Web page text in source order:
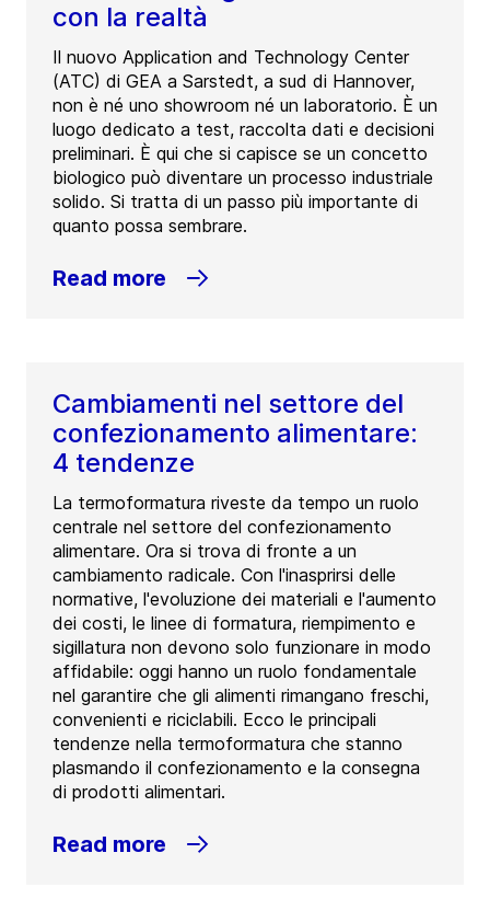
con la realtà
Il nuovo Application and Technology Center
(ATC) di GEA a Sarstedt, a sud di Hannover,
non è né uno showroom né un laboratorio. È un
luogo dedicato a test, raccolta dati e decisioni
preliminari. È qui che si capisce se un concetto
biologico può diventare un processo industriale
solido. Si tratta di un passo più importante di
quanto possa sembrare.
Read more
Cambiamenti nel settore del
confezionamento alimentare:
4 tendenze
La termoformatura riveste da tempo un ruolo
centrale nel settore del confezionamento
alimentare. Ora si trova di fronte a un
cambiamento radicale. Con l'inasprirsi delle
normative, l'evoluzione dei materiali e l'aumento
dei costi, le linee di formatura, riempimento e
sigillatura non devono solo funzionare in modo
affidabile: oggi hanno un ruolo fondamentale
nel garantire che gli alimenti rimangano freschi,
convenienti e riciclabili. Ecco le principali
tendenze nella termoformatura che stanno
plasmando il confezionamento e la consegna
di prodotti alimentari.
Read more